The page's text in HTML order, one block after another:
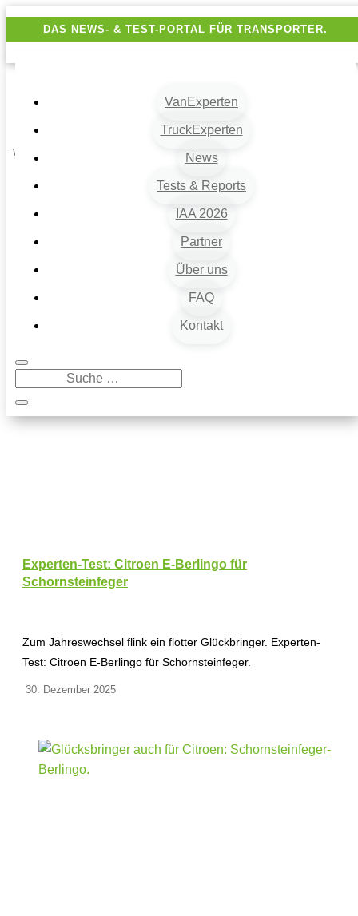
DAS NEWS- & TEST-PORTAL FÜR TRANSPORTER.
VanExperten
TruckExperten
News
Tests & Reports
IAA 2026
Partner
Über uns
FAQ
Kontakt
- Werbung -
Experten-Test: Citroen E-Berlingo für
Schornsteinfeger
Zum Jahreswechsel flink ein flotter Glückbringer. Experten-
Test: Citroen E-Berlingo für Schornsteinfeger.
30. Dezember 2025